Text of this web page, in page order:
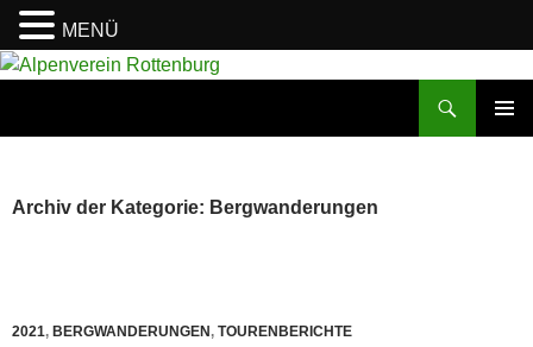
Zum
Archiv der Kategorie: Bergwanderungen
2021, BERGWANDERUNGEN, TOURENBERICHTE
MENÜ